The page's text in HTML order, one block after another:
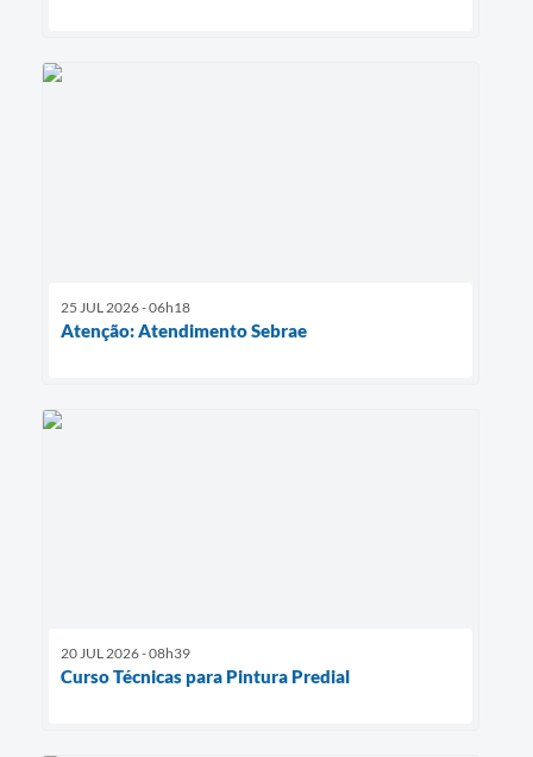
25 JUL 2026 - 06h18
Atenção: Atendimento Sebrae
20 JUL 2026 - 08h39
Curso Técnicas para Pintura Predial